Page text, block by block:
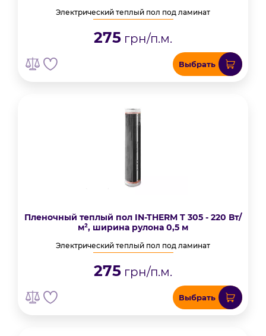
Электрический теплый пол под ламинат
275 грн/п.м.
Выбрать
Пленочный теплый пол IN-THERM T 305 - 220 Вт/
м², ширина рулона 0,5 м
Электрический теплый пол под ламинат
275 грн/п.м.
Выбрать